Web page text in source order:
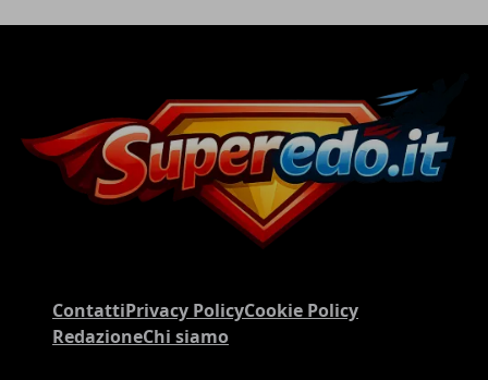
ContattiPrivacy PolicyCookie Policy
RedazioneChi siamo